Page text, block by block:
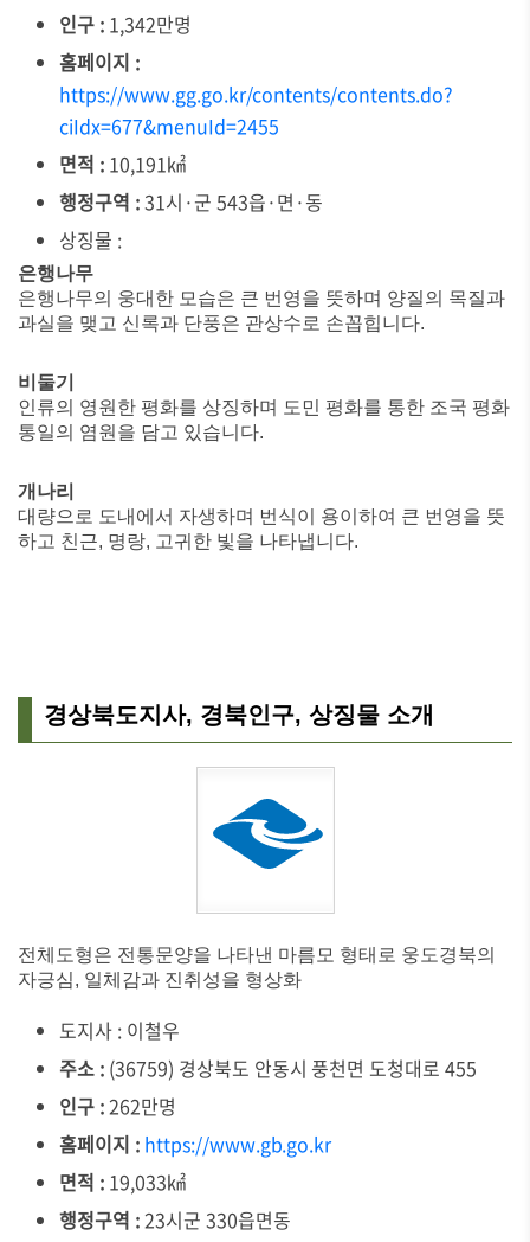
인구 : 1,342만명
홈페이지 :
https://www.gg.go.kr/contents/contents.do?
ciIdx=677&menuId=2455
면적 : 10,191㎢
행정구역 :31시·군 543읍·면·동
상징물 :
은행나무
은행나무의 웅대한 모습은 큰 번영을 뜻하며 양질의 목질과
과실을 맺고 신록과 단풍은 관상수로 손꼽힙니다.
비둘기
인류의 영원한 평화를 상징하며 도민 평화를 통한 조국 평화
통일의 염원을 담고 있습니다.
개나리
대량으로 도내에서 자생하며 번식이 용이하여 큰 번영을 뜻
하고 친근, 명랑, 고귀한 빛을 나타냅니다.
경상북도지사, 경북인구, 상징물 소개
전체도형은 전통문양을 나타낸 마름모 형태로 웅도경북의
자긍심, 일체감과 진취성을 형상화
도지사 : 이철우
주소 : (36759) 경상북도 안동시 풍천면 도청대로 455
인구 :262만명
홈페이지 : https://www.gb.go.kr
면적 : 19,033㎢
행정구역 :23시군 330읍면동